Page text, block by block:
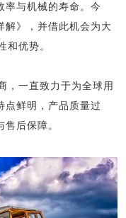
率与机械的寿命。今
解》，并借此机会为大
和优势。
，一直致力于为全球用
点鲜明，产品质量过
后保障。